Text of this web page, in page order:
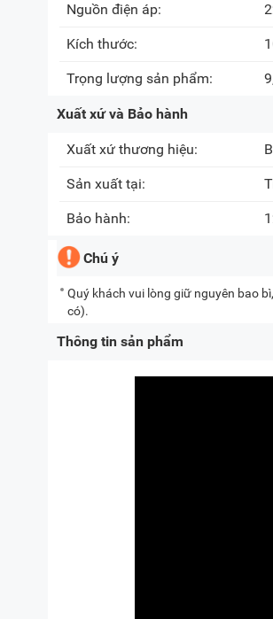
Nguồn điện áp:
Kích thước:
Trọng lượng sản phẩm:
Xuất xứ và Bảo hành
Xuất xứ thương hiệu:
Sản xuất tại:
Bảo hành:
Chú ý
Quý khách vui lòng giữ nguyên bao
có).
Thông tin sản phẩm